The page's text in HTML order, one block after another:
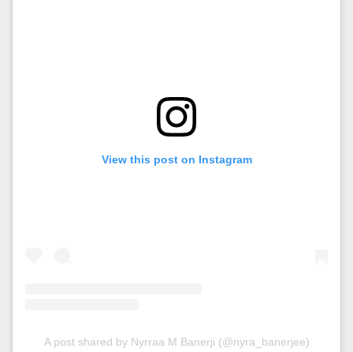
View this post on Instagram
A post shared by Nyrraa M Banerji (@nyra_banerjee)